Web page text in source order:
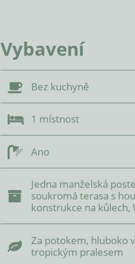
Vybavení
Bez kuchyně
1 místnost
Ano
Jedna manželská
soukromá terasa s
konstrukce na kůlech,
Za potokem, hluboko
tropickým pralesem